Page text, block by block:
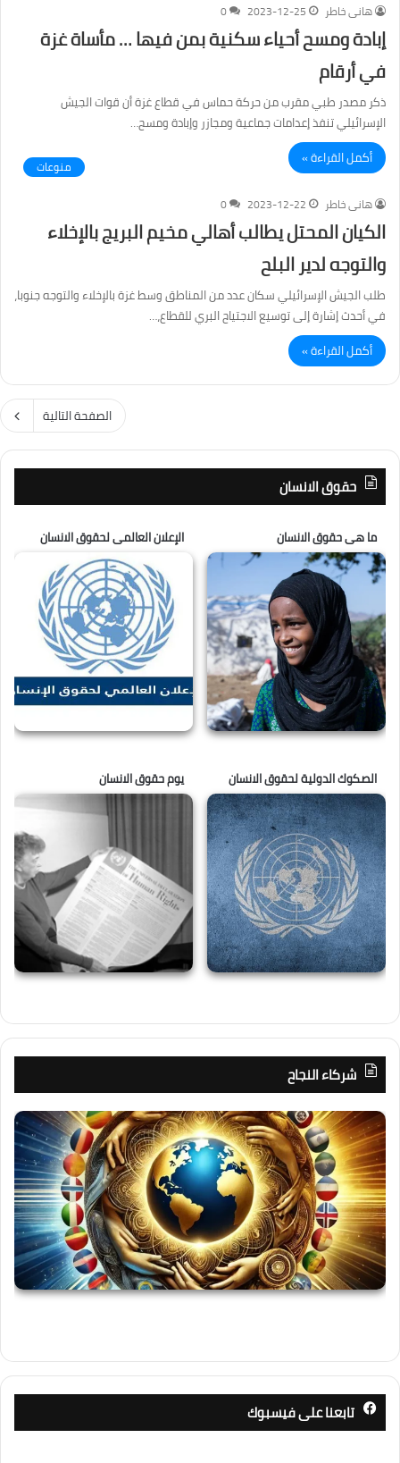
هانى خاطر
2023-12-25
0
إبادة ومسح أحياء سكنية بمن فيها … مأساة غزة
في أرقام
ذكر مصدر طبي مقرب من حركة حماس في قطاع غزة أن قوات الجيش
الإسرائيلي تنفذ إعدامات جماعية ومجازر وإبادة ومسح…
أكمل القراءة »
منوعات
هانى خاطر
2023-12-22
0
الكيان المحتل يطالب أهالي مخيم البريج بالإخلاء
والتوجه لدير البلح
طلب الجيش الإسرائيلي سكان عدد من المناطق وسط غزة بالإخلاء والتوجه جنوبا،
في أحدث إشارة إلى توسيع الاجتياح البري للقطاع،…
أكمل القراءة »
الصفحة التالية
حقوق الانسان
ما هى حقوق الانسان الإعلان العالمى لحقوق الانسان
الصكوك الدولية لحقوق الانسان يوم حقوق الانسان
شركاء النجاح
تابعنا على فيسبوك